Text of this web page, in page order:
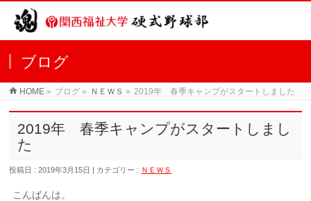
ブログ
HOME » ブログ » ＮＥＷＳ » 2019年 春季キャンプがスタートしました
2019年 春季キャンプがスタートしまし
た
投稿日 : 2019年3月15日 | カテゴリー : ＮＥＷＳ
こんばんは。